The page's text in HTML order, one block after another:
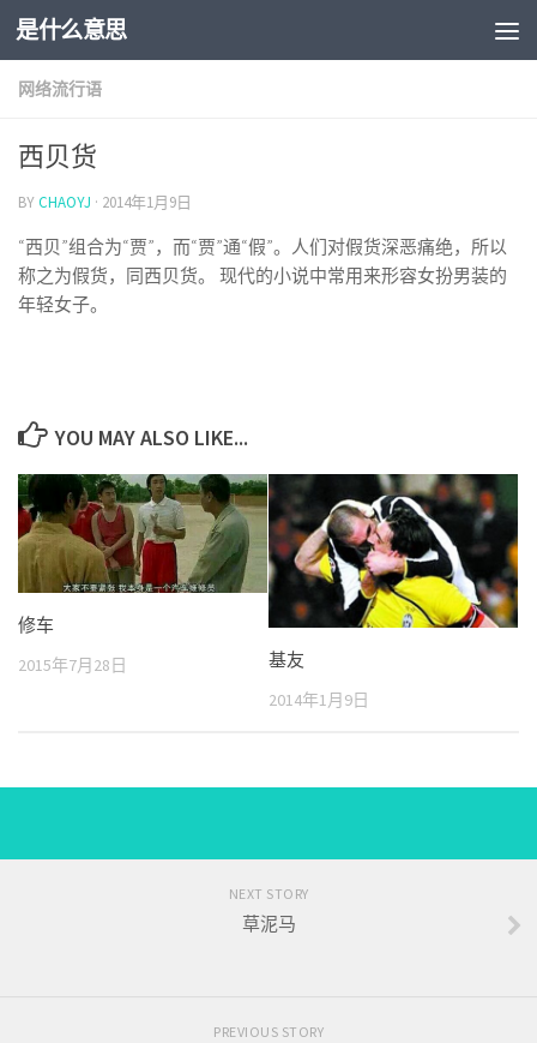
是什么意思
网络流行语
西贝货
BYCHAOYJ · 2014年1月9日
“西贝”组合为“贾”，而“贾”通“假”。人们对假货深恶痛绝，所以
称之为假货，同西贝货。 现代的小说中常用来形容女扮男装的
年轻女子。
YOU MAY ALSO LIKE...
修车
2015年7月28日 基友
2014年1月9日
NEXT STORY
草泥马
PREVIOUS STORY